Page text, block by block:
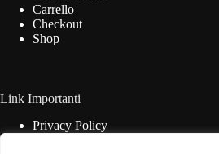
Carrello
Checkout
Shop
Link Importanti
Privacy Policy